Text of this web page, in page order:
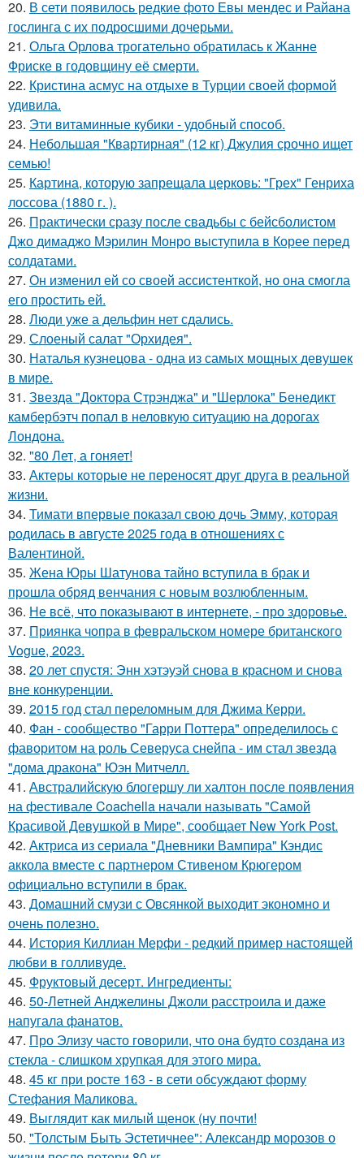
20. В сети появилось редкие фото Евы мендес и Райана
гослинга с их подросшими дочерьми.
21. Ольга Орлова трогательно обратилась к Жанне
Фриске в годовщину её смерти.
22. Кристина асмус на отдыхе в Турции своей формой
удивила.
23. Эти витаминные кубики - удобный способ.
24. Небольшая "Квартирная" (12 кг) Джулия срочно ищет
семью!
25. Картина, которую запрещала церковь: "Грех" Генриха
лоссова (1880 г. ).
26. Практически сразу после свадьбы с бейсболистом
Джо димаджо Мэрилин Монро выступила в Корее перед
солдатами.
27. Он изменил ей со своей ассистенткой, но она смогла
его простить ей.
28. Люди уже а дельфин нет сдались.
29. Слоеный салат "Орхидея".
30. Наталья кузнецова - одна из самых мощных девушек
в мире.
31. Звезда "Доктора Стрэнджа" и "Шерлока" Бенедикт
камбербэтч попал в неловкую ситуацию на дорогах
Лондона.
32. "80 Лет, а гоняет!
33. Актеры которые не переносят друг друга в реальной
жизни.
34. Тимати впервые показал свою дочь Эмму, которая
родилась в августе 2025 года в отношениях с
Валентиной.
35. Жена Юры Шатунова тайно вступила в брак и
прошла обряд венчания с новым возлюбленным.
36. Не всё, что показывают в интернете, - про здоровье.
37. Приянка чопра в февральском номере британского
Vogue, 2023.
38. 20 лет спустя: Энн хэтэуэй снова в красном и снова
вне конкуренции.
39. 2015 год стал переломным для Джима Керри.
40. Фан - сообщество "Гарри Поттера" определилось с
фаворитом на роль Северуса снейпа - им стал звезда
"дома дракона" Юэн Митчелл.
41. Австралийскую блогершу ли халтон после появления
на фестивале Coachella начали называть "Самой
Красивой Девушкой в Мире", сообщает New York Post.
42. Актриса из сериала "Дневники Вампира" Кэндис
аккола вместе с партнером Стивеном Крюгером
официально вступили в брак.
43. Домашний смузи с Овсянкой выходит экономно и
очень полезно.
44. История Киллиан Мерфи - редкий пример настоящей
любви в голливуде.
45. Фруктовый десерт. Ингредиенты:
46. 50-Летней Анджелины Джоли расстроила и даже
напугала фанатов.
47. Про Элизу часто говорили, что она будто создана из
стекла - слишком хрупкая для этого мира.
48. 45 кг при росте 163 - в сети обсуждают форму
Стефания Маликова.
49. Выглядит как милый щенок (ну почти!
50. "Толстым Быть Эстетичнее": Александр морозов о